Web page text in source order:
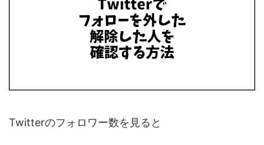
Twitterのフォロワー数を見ると